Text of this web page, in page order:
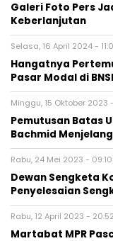
Galeri Foto Pers
Keberlanjutan
Selasa, 16 April 2024 -
Hangatnya
Pasar Modal di
Minggu, 15 Oktober 2023
Pemutusan Batas
Bachmid
Rabu, 24 Mei 2023 - 09:10
Dewan Sengketa
Penyelesaian
Rabu, 12 April 2023 -
Martabat MPR